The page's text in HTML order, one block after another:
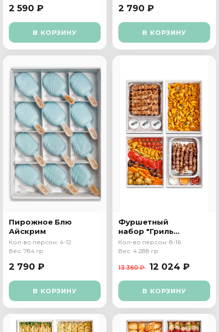
2 590 ₽
В КОРЗИНУ
2 790 ₽
В КОРЗИНУ
Пирожное Блю
Айскрим
Кол-во персон: 4-12
Вес: 784 гр
2 790 ₽
В КОРЗИНУ
Фуршетный
набор "Гриль
пати"
Кол-во персон: 8-16
Вес: 4 288 гр
13 360 ₽ 12 024 ₽
В КОРЗИНУ